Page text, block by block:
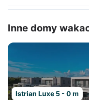
Inne domy
Istrian Luxe 5 - 0 m